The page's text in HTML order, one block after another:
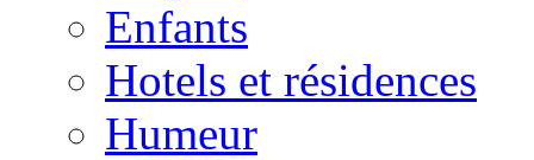
Enfants
Hotels et résidences
Humeur